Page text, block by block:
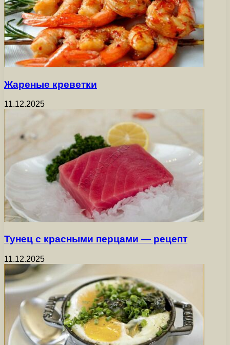
Жареные креветки
11.12.2025
Тунец с красными перцами — рецепт
11.12.2025